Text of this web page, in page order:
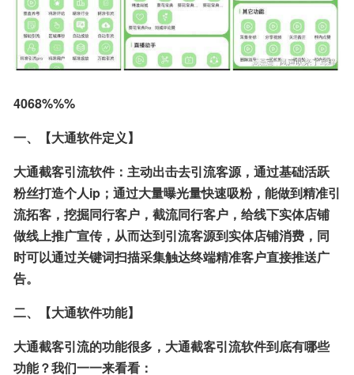
4068%%%
一、【大通软件定义】
大通截客引流软件：主动出击去引流客源，通过基础活跃
粉丝打造个人ip；通过大量曝光量快速吸粉，能做到精准引
流拓客，挖掘同行客户，截流同行客户，给线下实体店铺
做线上推广宣传，从而达到引流客源到实体店铺消费，同
时可以通过关键词扫描采集触达终端精准客户直接推送广
告。
二、【大通软件功能】
大通截客引流的功能很多，大通截客引流软件到底有哪些
功能？我们一一来看看：